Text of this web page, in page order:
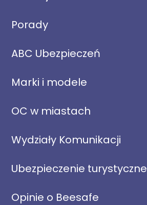
Porady
ABC Ubezpieczeń
Marki i modele
OC w miastach
Wydziały Komunikacji
Ubezpieczenie turystyczne
Opinie o Beesafe